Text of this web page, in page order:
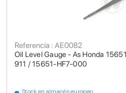
Oil Level Gauge - As Honda
911 / 15651-HF7-000
Referencia : AE0082
Stock en almacén europeo